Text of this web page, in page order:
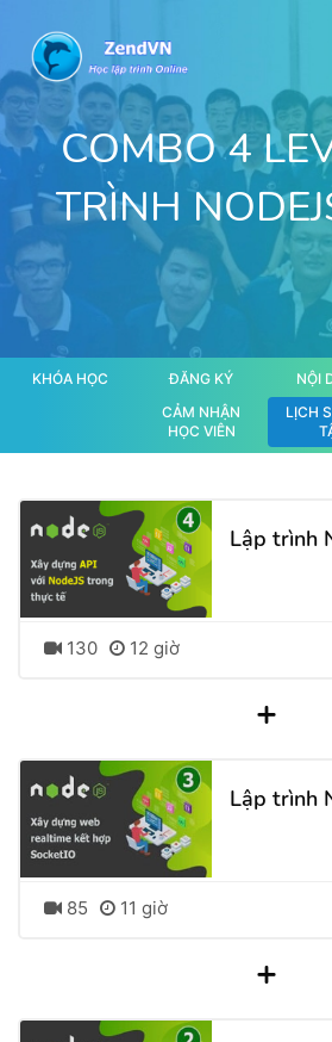
COMBO 4
TRÌNH
TẬP
KHÓA HỌC ĐĂNG KÝ NỘI
CẢM NHẬN
HỌC VIÊN
LỊCH
Lập trình
130 12 giờ
+
Lập trình
85 11 giờ
+